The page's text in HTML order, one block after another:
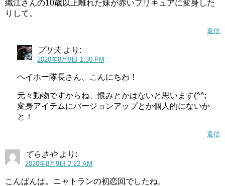
織江さんの10歳以上離れた妹が赤いプリキュアに変身した
りして。
返信
プリ夫 より:
2020年8月9日 1:30 PM
ヘイホー隊長さん、こんにちわ！
元々動物ですからね、恨みとかはないと思います(^^;
変身アイテムにバージョンアップとか個人的にないか
と！
返信
てらさや より:
2020年8月9日 2:22 AM
こんばんは。ニャトランの初恋回でしたね。